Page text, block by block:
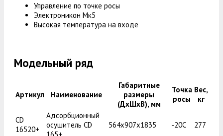
Управление по точке росы
Электроникон Мк5
Высокая температура на входе
Модельный ряд
Артикул Наименование
Габаритные
размеры
(ДxШxВ), мм
Точка
росы
Вес,
кг
CD
16520+
Адсорбционный
осушитель CD
564x907x1835 -20С 277